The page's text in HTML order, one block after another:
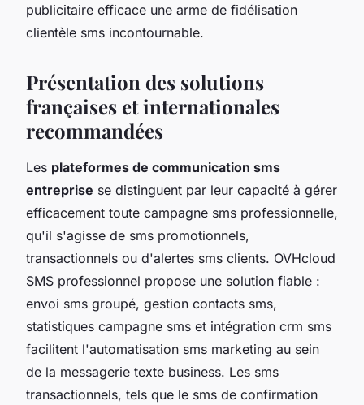
publicitaire efficace une arme de fidélisation
clientèle sms incontournable.
Présentation des solutions
françaises et internationales
recommandées
Les plateformes de communication sms
entreprise se distinguent par leur capacité à gérer
efficacement toute campagne sms professionnelle,
qu'il s'agisse de sms promotionnels,
transactionnels ou d'alertes sms clients. OVHcloud
SMS professionnel propose une solution fiable :
envoi sms groupé, gestion contacts sms,
statistiques campagne sms et intégration crm sms
facilitent l'automatisation sms marketing au sein
de la messagerie texte business. Les sms
transactionnels, tels que le sms de confirmation